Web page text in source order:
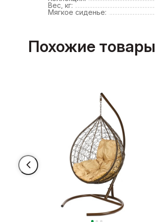
Вес, кг:
Мягкое сиденье:
Похожие товары